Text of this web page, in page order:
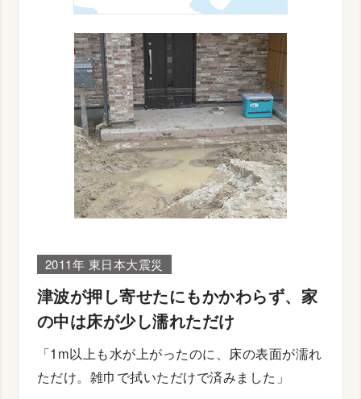
2011年 東日本大震災
津波が押し寄せたにもかかわらず、家
の中は床が少し濡れただけ
「1m以上も水が上がったのに、床の表面が濡れ
ただけ。雑巾で拭いただけで済みました」